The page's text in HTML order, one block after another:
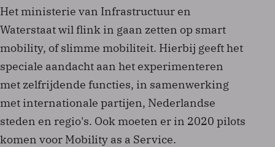
Het ministerie van Infrastructuur en
Waterstaat wil flink in gaan zetten op smart
mobility, of slimme mobiliteit. Hierbij geeft het
speciale aandacht aan het experimenteren
met zelfrijdende functies, in samenwerking
met internationale partijen, Nederlandse
steden en regio's. Ook moeten er in 2020 pilots
komen voor Mobility as a Service.